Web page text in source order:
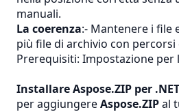
manuali.
La coerenza:- Mantenere i file
più file di archivio con
Prerequisiti: Impostazione per
Installare Aspose.ZIP per .NET
per aggiungereAspose.ZIPal